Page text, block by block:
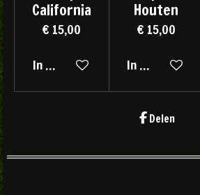
California
€ 15,00
In winkelwagen
Houten
€ 15,00
In winkelwagen
Delen